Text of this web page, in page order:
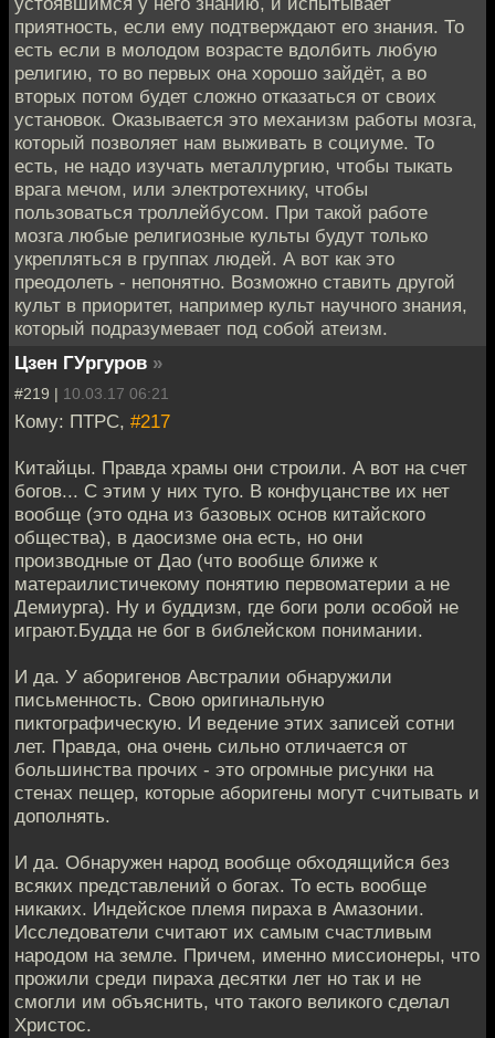
приятность, если ему подтверждают его знания. То
есть если в молодом возрасте вдолбить любую
религию, то во первых она хорошо зайдёт, а во
вторых потом будет сложно отказаться от своих
установок. Оказывается это механизм работы мозга,
который позволяет нам выживать в социуме. То
есть, не надо изучать металлургию, чтобы тыкать
врага мечом, или электротехнику, чтобы
пользоваться троллейбусом. При такой работе
мозга любые религиозные культы будут только
укрепляться в группах людей. А вот как это
преодолеть - непонятно. Возможно ставить другой
культ в приоритет, например культ научного знания,
который подразумевает под собой атеизм.
Цзен ГУргуров »
#219 | 10.03.17 06:21
Кому: ПТРС, #217
Китайцы. Правда храмы они строили. А вот на счет
богов... С этим у них туго. В конфуцанстве их нет
вообще (это одна из базовых основ китайского
общества), в даосизме она есть, но они
производные от Дао (что вообще ближе к
матераилистичекому понятию первоматерии а не
Демиурга). Ну и буддизм, где боги роли особой не
играют.Будда не бог в библейском понимании.
И да. У аборигенов Австралии обнаружили
письменность. Свою оригинальную
пиктографическую. И ведение этих записей сотни
лет. Правда, она очень сильно отличается от
большинства прочих - это огромные рисунки на
стенах пещер, которые аборигены могут считывать и
дополнять.
И да. Обнаружен народ вообще обходящийся без
всяких представлений о богах. То есть вообще
никаких. Индейское племя пираха в Амазонии.
Исследователи считают их самым счастливым
народом на земле. Причем, именно миссионеры, что
прожили среди пираха десятки лет но так и не
смогли им объяснить, что такого великого сделал
Христос.